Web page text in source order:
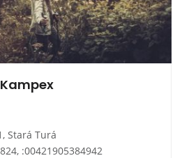
Stará Turá
:00421905384942